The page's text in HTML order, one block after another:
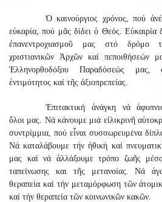
Ὁ καινούργιος χρόνος, πού
εὐκαρία, πού μᾶς δίδει ὁ Θεός. Εὐκαιρία
ἐπανεντροχιασμοῦ μας στό δρόμο
χριστιανικῶν Ἀρχῶν καί πεποιθήσεών
Ἑλληνορθοδόξου Παραδόσεώς
ἐντιμότητος καί τῆς ἀξιοπρεπείας.
Ἐπιτακτική ἀνάγκη νά
ὅλοι μας. Νά κάνουμε μιά εἰλικρινῆ
συντρίμμια, πού εἶναι συσσωρευμένα
Νά καταλάβουμε τήν ἠθική καί
μας καί νά ἀλλάξουμε τρόπο ζωῆς
ταπείνωσης και τῆς μετανοίας. Νά
θεραπεία καί τήν μεταμόρφωση τῶν
καί τήν θεραπεία τῶν κοινωνικῶν κακῶν.